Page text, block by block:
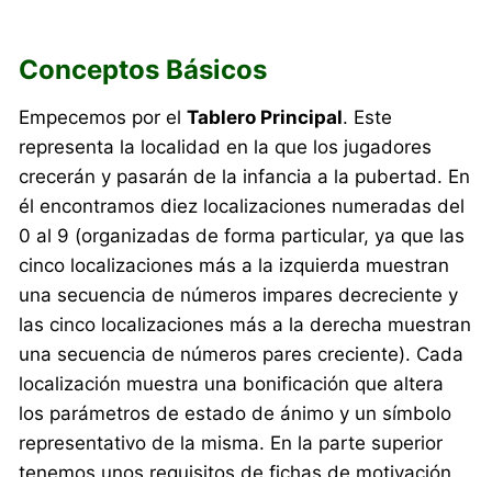
Conceptos Básicos
Empecemos por elTablero Principal. Este
representa la localidad en la que los jugadores
crecerán y pasarán de la infancia a la pubertad. En
él encontramos diez localizaciones numeradas del
0 al 9 (organizadas de forma particular, ya que las
cinco localizaciones más a la izquierda muestran
una secuencia de números impares decreciente y
las cinco localizaciones más a la derecha muestran
una secuencia de números pares creciente). Cada
localización muestra una bonificación que altera
los parámetros de estado de ánimo y un símbolo
representativo de la misma. En la parte superior
tenemos unos requisitos de fichas de motivación